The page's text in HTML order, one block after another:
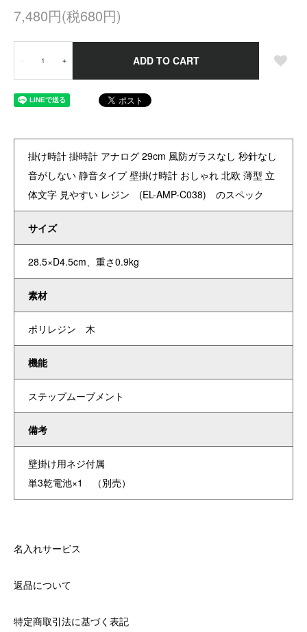
7,480円(税680円)
＋ ADD TO CART
掛け時計 掛時計 アナログ 29cm 風防ガラスなし 秒針なし
音がしない 静音タイプ 壁掛け時計 おしゃれ 北欧 薄型 立
体文字 見やすい レジン (EL-AMP-C038) のスペック
サイズ
28.5×D4.5cm、重さ0.9kg
素材
ポリレジン 木
機能
ステップムーブメント
備考
壁掛け用ネジ付属
単3乾電池×1 （別売）
名入れサービス
返品について
特定商取引法に基づく表記